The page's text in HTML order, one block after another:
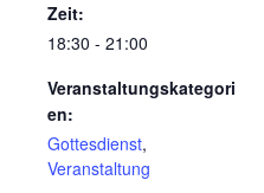
Zeit:
18:30 - 21:00
Veranstaltungskategori
en:
Gottesdienst,
Veranstaltung